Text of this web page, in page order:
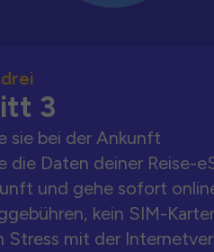
3
sie bei der Ankunft
die Daten deiner Reise-
und gehe sofort
kein SIM-
Stress mit der